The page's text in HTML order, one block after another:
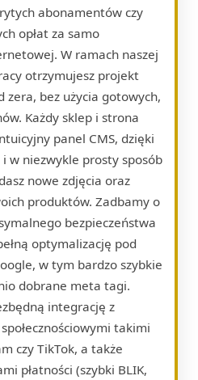
abonamentów czy
opłat za samo
W ramach naszej
otrzymujesz projekt
zera, bez użycia gotowych,
Każdy sklep i strona
panel CMS, dzięki
w niezwykle prosty sposób
nowe zdjęcia oraz
produktów. Zadbamy o
bezpieczeństwa
optymalizację pod
w tym bardzo szybkie
dobrane meta tagi.
integrację z
takimi
czy TikTok, a także
płatności (szybki BLIK,